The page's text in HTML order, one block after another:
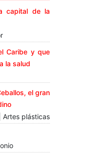
capital de la
Caribe y que
la salud
el gran
Artes plásticas